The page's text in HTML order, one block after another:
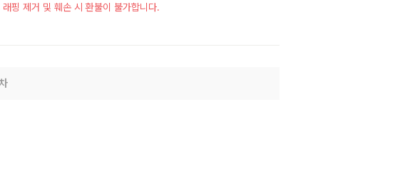
핑 제거 및 훼손 시 환불이 불가합니다.